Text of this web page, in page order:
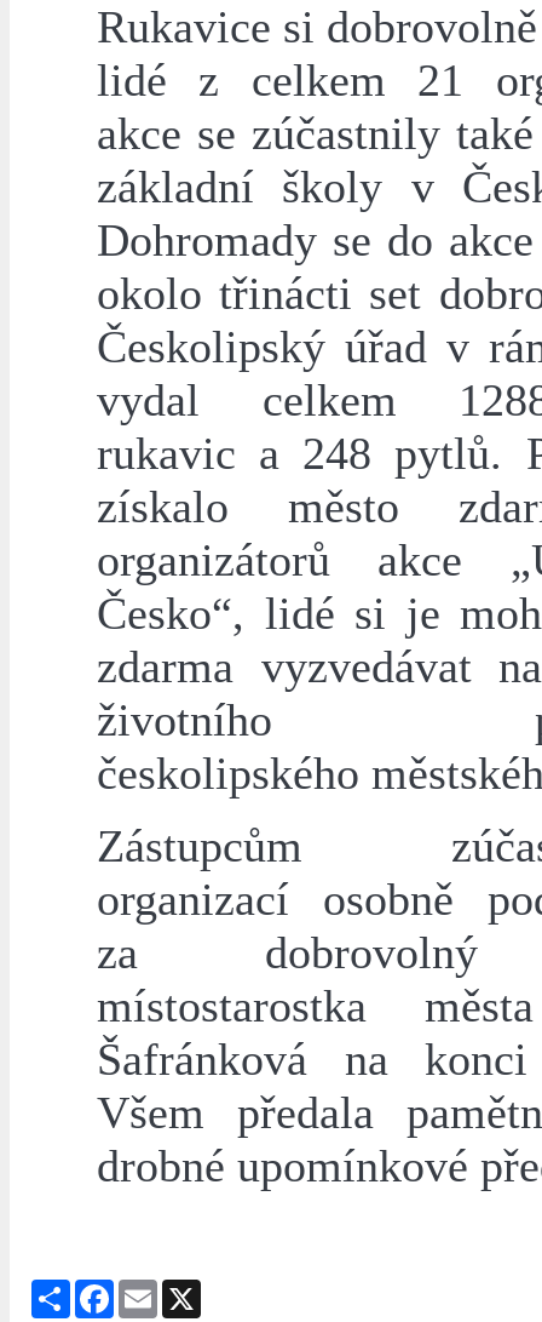
Rukavice si
lidé z celkem 21
akce se zúčastnily
základní školy v
Dohromady se do
okolo třinácti set
Českolipský úřad v
vydal celkem
rukavic a 248 pytlů.
získalo město
organizátorů akce
Česko“, lidé si je
zdarma vyzvedávat
životního
českolipského
Zástupcům
organizací osobně
za
místostarostka
Šafránková na
Všem předala
drobné upomínkové
Share Facebook
Email